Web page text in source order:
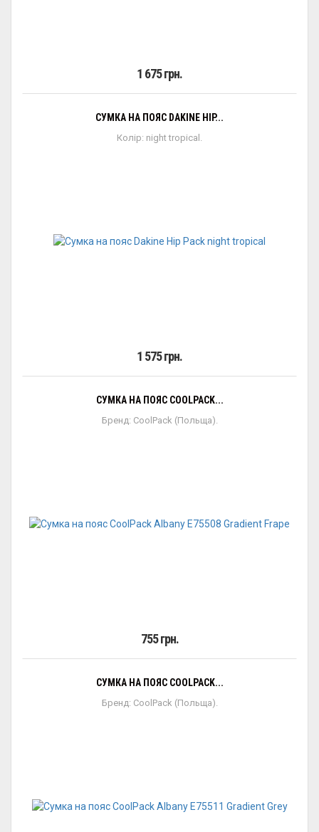
1 675 грн.
СУМКА НА ПОЯС DAKINE HIP...
Колір: night tropical.
1 575 грн.
СУМКА НА ПОЯС COOLPACK...
Бренд: CoolPack (Польща).
755 грн.
СУМКА НА ПОЯС COOLPACK...
Бренд: CoolPack (Польща).